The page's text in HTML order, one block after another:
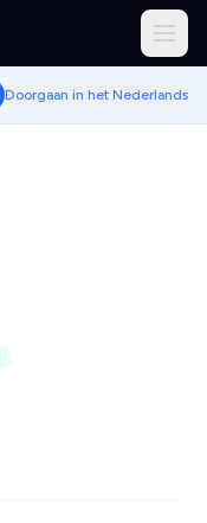
Doorgaan in het Nederlands